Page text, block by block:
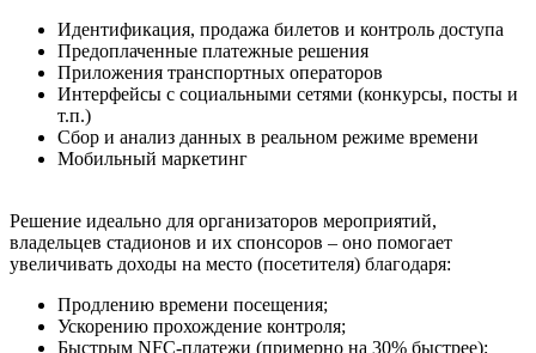
Идентификация, продажа билетов и контроль доступа
Предоплаченные платежные решения
Приложения транспортных операторов
Интерфейсы с социальными сетями (конкурсы, посты и
т.п.)
Сбор и анализ данных в реальном режиме времени
Мобильный маркетинг
Решение идеально для организаторов мероприятий,
владельцев стадионов и их спонсоров – оно помогает
увеличивать доходы на место (посетителя) благодаря:
Продлению времени посещения;
Ускорению прохождение контроля;
Быстрым NFC-платежи (примерно на 30% быстрее);